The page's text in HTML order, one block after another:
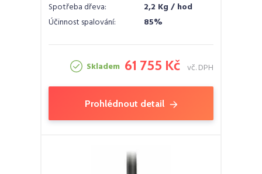
Spotřeba dřeva:
2,2 Kg / hod
Účinnost spalování:
85%
Skladem 61 755 Kč vč. DPH
Prohlédnout detail